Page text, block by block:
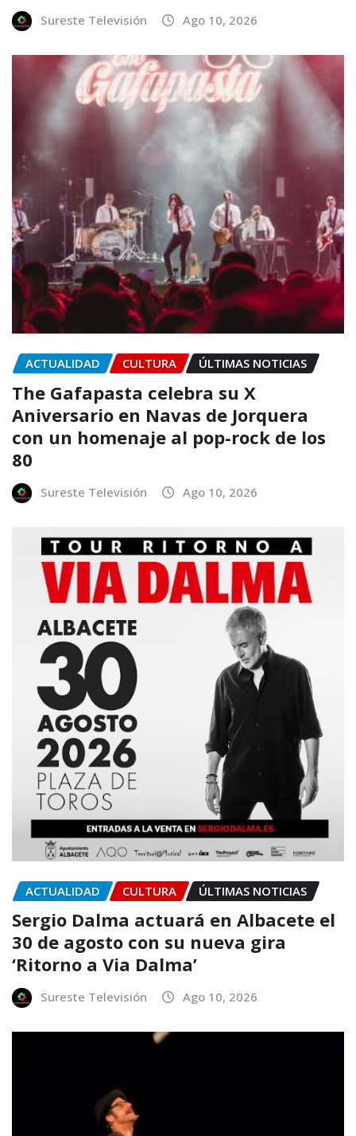
Sureste Televisión Ago 10, 2026
ACTUALIDAD CULTURA ÚLTIMAS NOTICIAS
The Gafapasta celebra su X
Aniversario en Navas de Jorquera
con un homenaje al pop-rock de los
80
Sureste Televisión Ago 10, 2026
ACTUALIDAD CULTURA ÚLTIMAS NOTICIAS
Sergio Dalma actuará en Albacete el
30 de agosto con su nueva gira
‘Ritorno a Via Dalma’
Sureste Televisión Ago 10, 2026